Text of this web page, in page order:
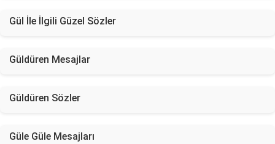
Gül İle İlgili Güzel Sözler
Güldüren Mesajlar
Güldüren Sözler
Güle Güle Mesajları